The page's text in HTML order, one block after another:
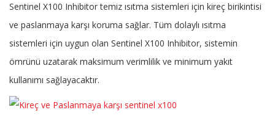
Sentinel X100 Inhibitor temiz ısıtma sistemleri için kireç birikintisi
ve paslanmaya karşı koruma sağlar. Tüm dolaylı ısıtma
sistemleri için uygun olan Sentinel X100 Inhibitor, sistemin
ömrünü uzatarak maksimum verimlilik ve minimum yakıt
kullanımı sağlayacaktır.